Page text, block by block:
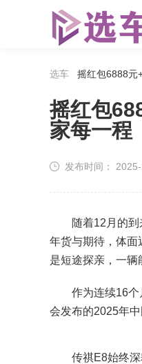
选车 摇红包6888元
摇红包
家每一程
发布时间：
随着12月的到来
年货与期待，体面
是短途探亲，一辆
作为连续16个月
会发布的2025年
传祺E8始终深耕